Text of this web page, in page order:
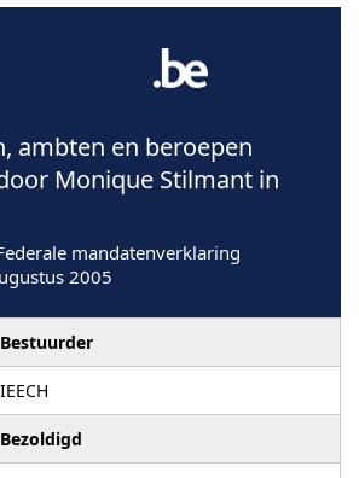
ambten en beroepen
Monique Stilmant in
mandatenverklaring
2005
Bestuurder
IEECH
Bezoldigd